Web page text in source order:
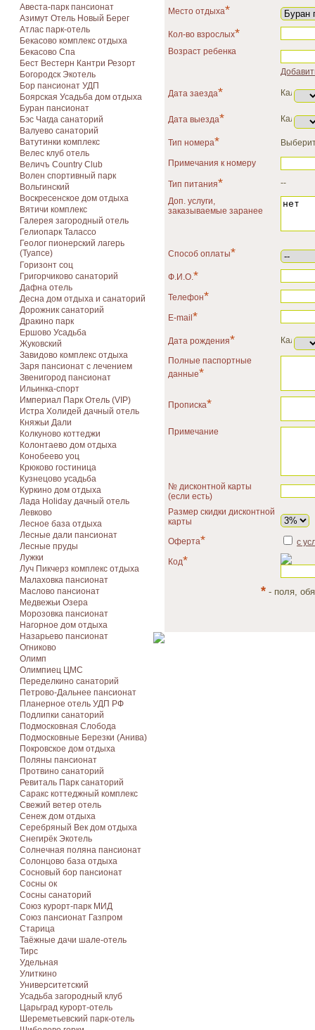
Авеста-парк пансионат
Азимут Отель Новый Берег
Атлас парк-отель
Бекасово комплекс отдыха
Бекасово Спа
Бест Вестерн Кантри Резорт
Богородск Экотель
Бор пансионат УДП
Боярская Усадьба дом отдыха
Буран пансионат
Бэс Чагда санаторий
Валуево санаторий
Ватутинки комплекс
Велес клуб отель
Величъ Country Club
Волен спортивный парк
Вольгинский
Воскресенское дом отдыха
Вятичи комплекс
Галерея загородный отель
Гелиопарк Талассо
Геолог пионерский лагерь
(Туапсе)
Горизонт соц
Григорчиково санаторий
Дафна отель
Десна дом отдыха и санаторий
Дорожник санаторий
Дракино парк
Ершово Усадьба
Жуковский
Завидово комплекс отдыха
Заря пансионат с лечением
Звенигород пансионат
Ильинка-спорт
Империал Парк Отель (VIP)
Истра Холидей дачный отель
Княжьи Дали
Колкуново коттеджи
Колонтаево дом отдыха
Конобеево уоц
Крюково гостиница
Кузнецово усадьба
Куркино дом отдыха
Лада Holiday дачный отель
Левково
Лесное база отдыха
Лесные дали пансионат
Лесные пруды
Лужки
Луч Пикчерз комплекс отдыха
Малаховка пансионат
Маслово пансионат
Медвежьи Озера
Морозовка пансионат
Нагорное дом отдыха
Назарьево пансионат
Огниково
Олимп
Олимпиец ЦМС
Переделкино санаторий
Петрово-Дальнее пансионат
Планерное отель УДП РФ
Подлипки санаторий
Подмосковная Cлобода
Подмосковные Березки (Анива)
Покровское дом отдыха
Поляны пансионат
Протвино санаторий
Ревиталь Парк санаторий
Саракс коттеджный комплекс
Свежий ветер отель
Сенеж дом отдыха
Серебряный Век дом отдыха
Снегирёк Экотель
Солнечная поляна пансионат
Солонцово база отдыха
Сосновый бор пансионат
Сосны ок
Сосны санаторий
Союз курорт-парк МИД
Союз пансионат Газпром
Старица
Таёжные дачи шале-отель
Тирс
Удельная
Улиткино
Университетский
Усадьба загородный клуб
Царьград курорт-отель
Шереметьевский парк-отель
Место отдыха*
Кол-во взрослых*
Возраст ребенка
Дата заезда*
Дата выезда*
Тип номера*
Примечания к номеру
Тип питания*
--
Доп. услуги,
заказываемые заранее
Способ оплаты*
Ф.И.О.*
Телефон*
E-mail *
Дата рождения*
Полные паспортные
данные*
Прописка*
Примечание
№ дисконтной карты
(если есть)
Размер скидки дисконтной
карты
Оферта*
с
Код*
* - поля,